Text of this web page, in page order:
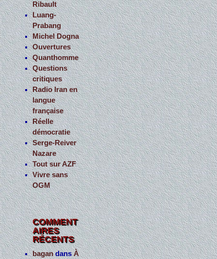
Ribault
Luang-
Prabang
Michel Dogna
Ouvertures
Quanthomme
Questions
critiques
Radio Iran en
langue
française
Réelle
démocratie
Serge-Reiver
Nazare
Tout sur AZF
Vivre sans
OGM
COMMENT
AIRES
RÉCENTS
bagandansÀ